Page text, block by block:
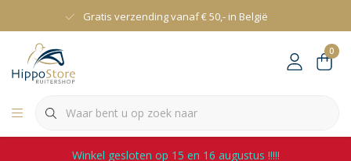
Gratis verzending vanaf € 50,- in België
0
Winkel gesloten op 15 en 16 augustus !!!!!